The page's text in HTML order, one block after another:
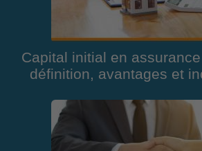
Capital initial en
définition, avantages et